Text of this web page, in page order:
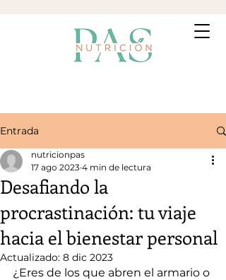
Entrada
Desafiando la
procrastinación: tu viaje
hacia el bienestar personal
nutricionpas
17 ago 2023 4 min de lectura
Actualizado: 8 dic 2023
¿Eres de los que abren el armario o